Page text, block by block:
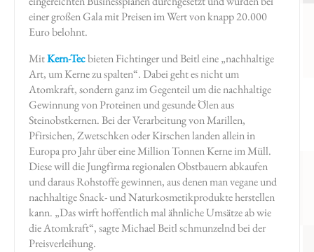
einer großen Gala mit Preisen im Wert von knapp 20.000
Euro belohnt.
MitKern-Tecbieten Fichtinger und Beitl eine „nachhaltige
Art, um Kerne zu spalten“. Dabei geht es nicht um
Atomkraft, sondern ganz im Gegenteil um die nachhaltige
Gewinnung von Proteinen und gesunde Ölen aus
Steinobstkernen. Bei der Verarbeitung von Marillen,
Pfirsichen, Zwetschken oder Kirschen landen allein in
Europa pro Jahr über eine Million Tonnen Kerne im Müll.
Diese will die Jungfirma regionalen Obstbauern abkaufen
und daraus Rohstoffe gewinnen, aus denen man vegane und
nachhaltige Snack- und Naturkosmetikprodukte herstellen
kann. „Das wirft hoffentlich mal ähnliche Umsätze ab wie
die Atomkraft“, sagte Michael Beitl schmunzelnd bei der
Preisverleihung.